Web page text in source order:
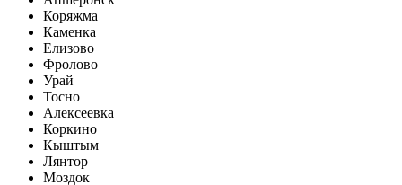
Коряжма
Каменка
Елизово
Фролово
Урай
Тосно
Алексеевка
Коркино
Кыштым
Лянтор
Моздок